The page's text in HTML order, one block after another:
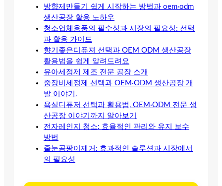
방향제만들기 쉽게 시작하는 방법과 oem·odm
생산공장 활용 노하우
청소업체용품의 필수성과 시장의 필요성: 선택
과 활용 가이드
향기좋은디퓨져 선택과 OEM ODM 생산공장
활용법을 쉽게 알려드려요
유아세정제 제조 전문 공장 소개
중장비세정제 선택과 OEM·ODM 생산공장 개
발 이야기.
욕실디퓨저 선택과 활용법, OEM·ODM 전문 생
산공장 이야기까지 알아보기
전자레인지 청소: 효율적인 관리와 유지 보수
방법
줄눈곰팡이제거: 효과적인 솔루션과 시장에서
의 필요성